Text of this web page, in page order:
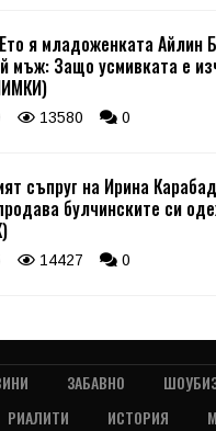
я младоженката Айлин
мъж: Защо усмивката е
13580 0
съпруг на Ирина
булчинските си
14427 0
ЗАБАВНО
РИАЛИТИ ИСТОРИЯ